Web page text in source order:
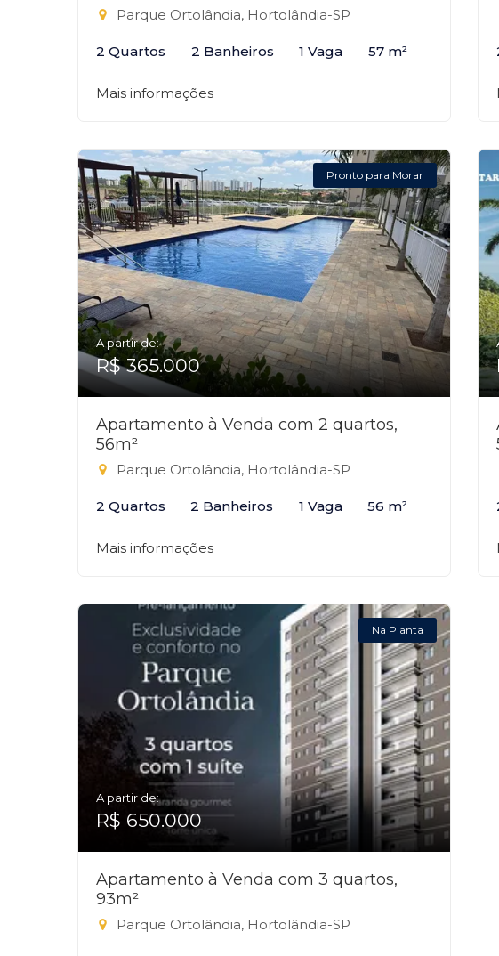
Parque Ortolândia, Hortolândia-SP
2 Quartos 2 Banheiros 1 Vaga 57 m²
Mais informações
Pronto para Morar
A partir de:
R$ 365.000
Apartamento à Venda com 2 quartos,
56m²
Parque Ortolândia, Hortolândia-SP
2 Quartos 2 Banheiros 1 Vaga 56 m²
Mais informações
Na Planta
A partir de:
R$ 650.000
Apartamento à Venda com 3 quartos,
93m²
Parque Ortolândia, Hortolândia-SP